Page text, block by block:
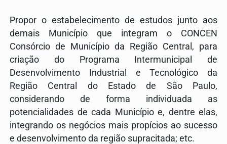
Propor o estabelecimento de estudos junto aos
demais Município que integram o CONCEN
Consórcio de Município da Região Central, para
criação do Programa Intermunicipal de
Desenvolvimento Industrial e Tecnológico da
Região Central do Estado de São Paulo,
considerando de forma individuada as
potencialidades de cada Município e, dentre elas,
integrando os negócios mais propícios ao sucesso
e desenvolvimento da região supracitada; etc.